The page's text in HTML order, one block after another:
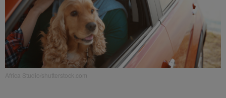
Africa Studio/shutterstock.com